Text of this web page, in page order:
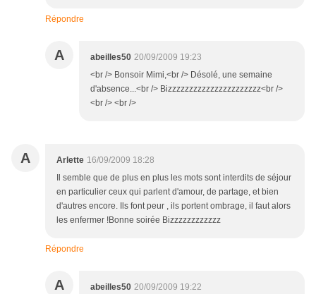
Répondre
A abeilles50 20/09/2009 19:23
<br /> Bonsoir Mimi,<br /> Désolé, une semaine
d'absence...<br /> Bizzzzzzzzzzzzzzzzzzzzzz<br />
<br /> <br />
A Arlette 16/09/2009 18:28
Il semble que de plus en plus les mots sont interdits de séjour
en particulier ceux qui parlent d'amour, de partage, et bien
d'autres encore. Ils font peur , ils portent ombrage, il faut alors
les enfermer !Bonne soirée Bizzzzzzzzzzzz
Répondre
A abeilles50 20/09/2009 19:22